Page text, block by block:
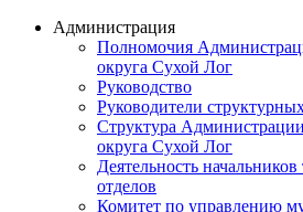
Администрация
Полномочия
округа Сухой Лог
Руководство
Руководители
Структура
округа Сухой Лог
Деятельность
отделов
Комитет по управлению